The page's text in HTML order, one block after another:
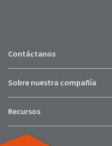
Contáctanos
Sobre nuestra compañía
Recursos